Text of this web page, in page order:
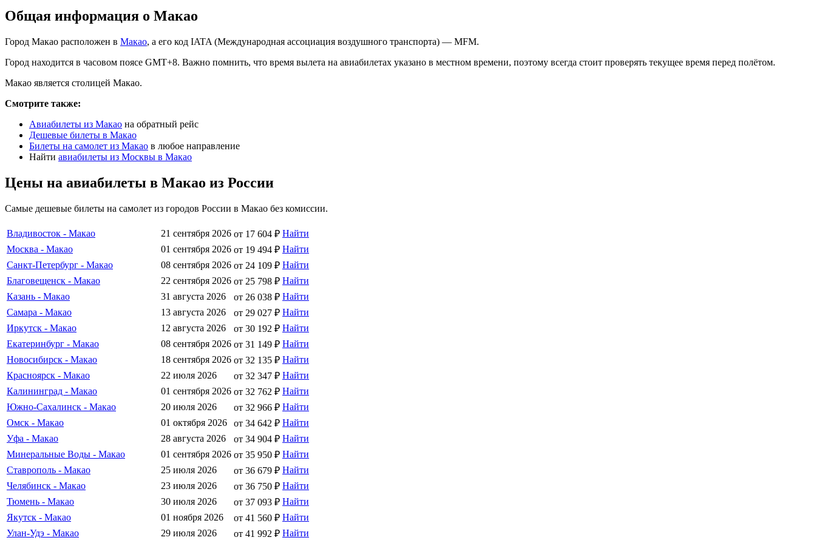
Общая информация о Макао
Город Макао расположен в Макао, а его код IATA (Международная ассоциация воздушного транспорта) — MFM.
Город находится в часовом поясе GMT+8. Важно помнить, что время вылета на авиабилетах указано в местном времени, поэтому всегда стоит проверять текущее время перед полётом.
Макао является столицей Макао.
Смотрите также:
Авиабилеты из Макао на обратный рейс
Дешевые билеты в Макао
Билеты на самолет из Макао в любое направление
Найти авиабилеты из Москвы в Макао
Цены на авиабилеты в Макао из России
Самые дешевые билеты на самолет из городов России в Макао без комиссии.
Владивосток - Макао 21 сентября 2026 от 17 604 ₽ Найти
Москва - Макао
01 сентября 2026 от 19 494 ₽ Найти
Санкт-Петербург - Макао
08 сентября 2026 от 24 109 ₽ Найти
Благовещенск - Макао
22 сентября 2026 от 25 798 ₽ Найти
Казань - Макао
31 августа 2026 от 26 038 ₽ Найти
Самара - Макао
13 августа 2026 от 29 027 ₽ Найти
Иркутск - Макао
12 августа 2026 от 30 192 ₽ Найти
Екатеринбург - Макао
08 сентября 2026 от 31 149 ₽ Найти
Новосибирск - Макао
18 сентября 2026 от 32 135 ₽ Найти
Красноярск - Макао
22 июля 2026 от 32 347 ₽ Найти
Калининград - Макао
01 сентября 2026 от 32 762 ₽ Найти
Южно-Сахалинск - Макао
20 июля 2026 от 32 966 ₽ Найти
Омск - Макао
01 октября 2026 от 34 642 ₽ Найти
Уфа - Макао
28 августа 2026 от 34 904 ₽ Найти
Минеральные Воды - Макао
01 сентября 2026 от 35 950 ₽ Найти
Ставрополь - Макао
25 июля 2026 от 36 679 ₽ Найти
Челябинск - Макао
23 июля 2026 от 36 750 ₽ Найти
Тюмень - Макао
30 июля 2026 от 37 093 ₽ Найти
Якутск - Макао
01 ноября 2026 от 41 560 ₽ Найти
Улан-Удэ - Макао
29 июля 2026 от 41 992 ₽ Найти